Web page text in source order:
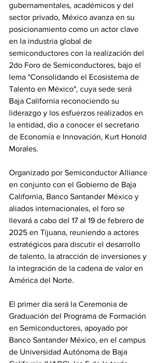
gubernamentales, académicos y del
sector privado, México avanza en su
posicionamiento como un actor clave
en la industria global de
semiconductores con la realización del
2do Foro de Semiconductores, bajo el
lema "Consolidando el Ecosistema de
Talento en México", cuya sede será
Baja California reconociendo su
liderazgo y los esfuerzos realizados en
la entidad, dio a conocer el secretario
de Economía e Innovación, Kurt Honold
Morales.
Organizado por Semiconductor Alliance
en conjunto con el Gobierno de Baja
California, Banco Santander México y
aliados internacionales, el foro se
llevará a cabo del 17 al 19 de febrero de
2025 en Tijuana, reuniendo a actores
estratégicos para discutir el desarrollo
de talento, la atracción de inversiones y
la integración de la cadena de valor en
América del Norte.
El primer día será la Ceremonia de
Graduación del Programa de Formación
en Semiconductores, apoyado por
Banco Santander México, en el campus
de Universidad Autónoma de Baja